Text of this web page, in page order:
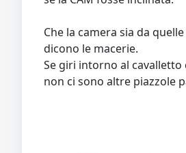
Che la camera sia da
dicono le macerie.
Se giri intorno al cavalletto
non ci sono altre piazzole